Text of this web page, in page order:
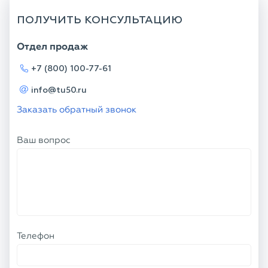
ПОЛУЧИТЬ КОНСУЛЬТАЦИЮ
Отдел продаж
+7 (800) 100-77-61
info@tu50.ru
Заказать обратный звонок
Ваш вопрос